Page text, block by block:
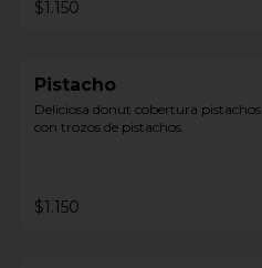
$1.150
Pistacho
Deliciosa donut cobertura pistachos
con trozos de pistachos.
$1.150